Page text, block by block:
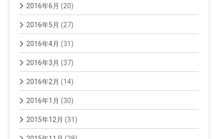
2016年6月 (20)
2016年5月 (27)
2016年4月 (31)
2016年3月 (37)
2016年2月 (14)
2016年1月 (30)
2015年12月 (31)